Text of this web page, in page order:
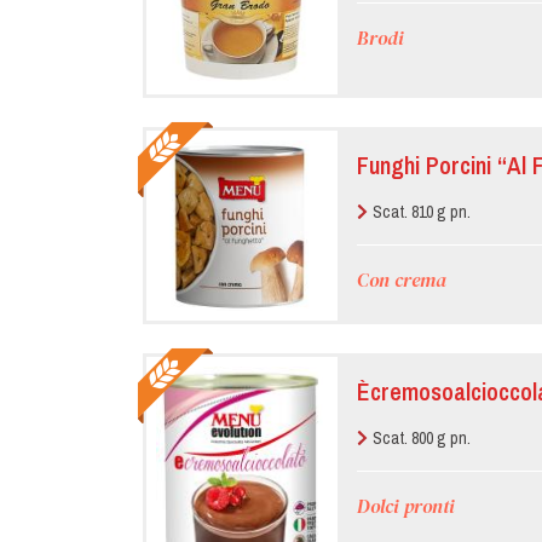
Brodi
Funghi Porcini “Al
Scat. 810 g pn.
Con crema
Scat. 800 g pn.
Dolci pronti